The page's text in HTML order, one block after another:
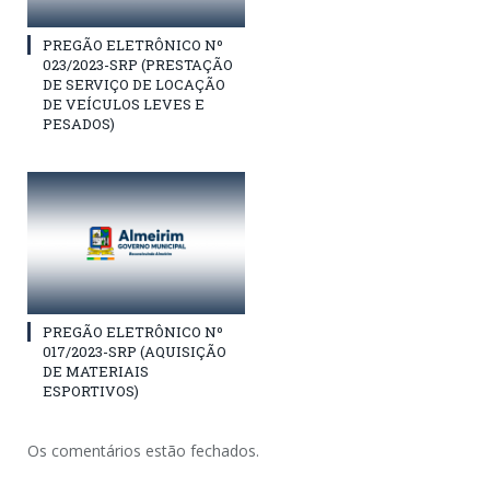
PREGÃO ELETRÔNICO Nº
023/2023-SRP (PRESTAÇÃO
DE SERVIÇO DE LOCAÇÃO
DE VEÍCULOS LEVES E
PESADOS)
PREGÃO ELETRÔNICO Nº
017/2023-SRP (AQUISIÇÃO
DE MATERIAIS
ESPORTIVOS)
Os comentários estão fechados.